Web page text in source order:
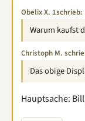
Obelix X. 1schrieb:
Warum kaufst
Christoph M.
Das obige
Hauptsache: